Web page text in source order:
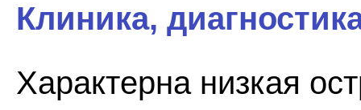
Клиника,
Характерна низкая